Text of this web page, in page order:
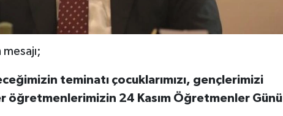
mesajı;
teminatı çocuklarımızı, gençlerimizi
öğretmenlerimizin 24 Kasım Öğretmenler Günü